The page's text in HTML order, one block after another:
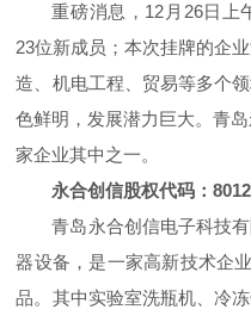
重磅消息，12月26日上
23位新成员；本次挂牌的企
造、机电工程、贸易等多个
色鲜明，发展潜力巨大。青
家企业其中之一。
永合创信股权代码：
青岛永合创信电子科技
器设备，是一家高新技术企
品。其中实验室洗瓶机、冷